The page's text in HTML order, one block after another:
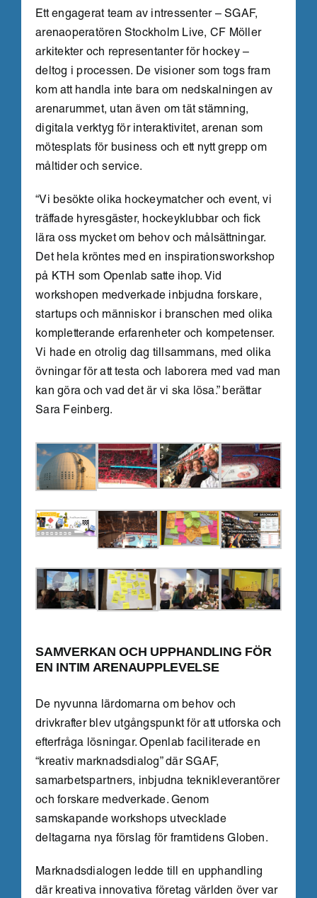
Ett engagerat team av intressenter – SGAF,
arenaoperatören Stockholm Live, CF Möller
arkitekter och representanter för hockey –
deltog i processen. De visioner som togs fram
kom att handla inte bara om nedskalningen av
arenarummet, utan även om tät stämning,
digitala verktyg för interaktivitet, arenan som
mötesplats för business och ett nytt grepp om
måltider och service.
“Vi besökte olika hockeymatcher och event, vi
träffade hyresgäster, hockeyklubbar och fick
lära oss mycket om behov och målsättningar.
Det hela kröntes med en inspirationsworkshop
på KTH som Openlab satte ihop. Vid
workshopen medverkade inbjudna forskare,
startups och människor i branschen med olika
kompletterande erfarenheter och kompetenser.
Vi hade en otrolig dag tillsammans, med olika
övningar för att testa och laborera med vad man
kan göra och vad det är vi ska lösa.” berättar
Sara Feinberg.
SAMVERKAN OCH UPPHANDLING FÖR
EN INTIM ARENAUPPLEVELSE
De nyvunna lärdomarna om behov och
drivkrafter blev utgångspunkt för att utforska och
efterfråga lösningar. Openlab faciliterade en
“kreativ marknadsdialog” där SGAF,
samarbetspartners, inbjudna teknikleverantörer
och forskare medverkade. Genom
samskapande workshops utvecklade
deltagarna nya förslag för framtidens Globen.
Marknadsdialogen ledde till en upphandling
där kreativa innovativa företag världen över var